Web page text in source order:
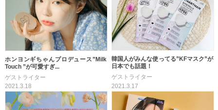
ホンヨンギちゃんプロデュース”Milk
Touch ”が可愛すぎ...
ゲストライター
2021.3.18
韓国人がみんな使ってる”KFマスク”が
日本でも話題！
ゲストライター
2021.3.17